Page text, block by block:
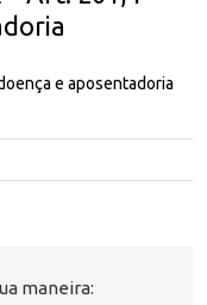
e aposentadoria
maneira: